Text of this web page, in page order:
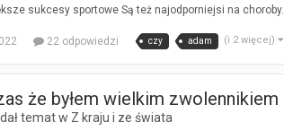
sukcesy sportowe Są też najodporniejsi na choroby.
22 odpowiedzi czy adam (i 2 więcej)
że byłem wielkim zwolennikiem
temat w Z kraju i ze świata